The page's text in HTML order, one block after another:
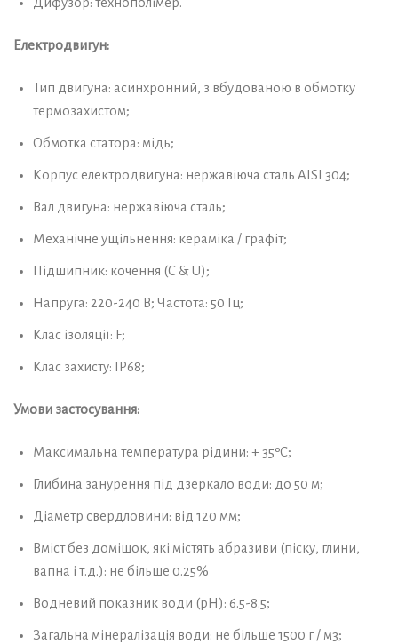
Електродвигун:
Тип двигуна: асинхронний, з вбудованою в обмотку
термозахистом;
Обмотка статора: мідь;
Корпус електродвигуна: нержавіюча сталь AISI 304;
Вал двигуна: нержавіюча сталь;
Механічне ущільнення: кераміка / графіт;
Підшипник: кочення (C & U);
Напруга: 220-240 В; Частота: 50 Гц;
Клас ізоляції: F;
Клас захисту: IP68;
Умови застосування:
Максимальна температура рідини: + 35ºС;
Глибина занурення під дзеркало води: до 50 м;
Діаметр свердловини: від 120 мм;
Вміст без домішок, які містять абразиви (піску, глини,
вапна і т.д.): не більше 0.25%
Водневий показник води (рН): 6.5-8.5;
Загальна мінералізація води: не більше 1500 г / м3;